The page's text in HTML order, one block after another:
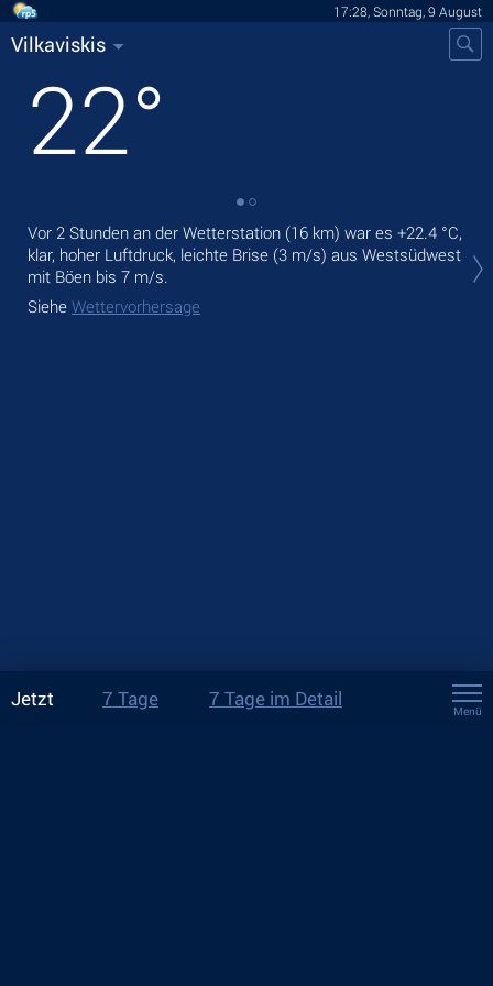
17:28, Sonntag, 9 August
Vilkaviskis
22°
Vor 2 Stunden an der Wetterstation (16 km) war es +22.4 °C,
klar, hoher Luftdruck, leichte Brise (3 m/s) aus Westsüdwest
mit Böen bis 7 m/s.
Siehe Wettervorhersage
Jetzt 7 Tage 7 Tage im Detail
Menü